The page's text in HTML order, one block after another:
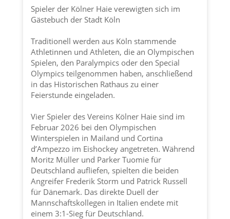
Spieler der Kölner Haieverewigten sich im
Gästebuch der Stadt Köln
Traditionell werden aus Köln stammende
Athletinnen und Athleten, die an Olympischen
Spielen, den Paralympics oder den Special
Olympics teilgenommen haben, anschließend
in das Historischen Rathaus zu einer
Feierstunde eingeladen.
Vier Spieler des Vereins Kölner Haiesind im
Februar 2026 bei den Olympischen
Winterspielen in Mailand und Cortina
d’Ampezzo im Eishockey angetreten. Während
Moritz Müller und Parker Tuomie für
Deutschland aufliefen, spielten die beiden
Angreifer Frederik Storm und Patrick Russell
für Dänemark. Das direkte Duell der
Mannschaftskollegen in Italien endete mit
einem 3:1-Sieg für Deutschland.